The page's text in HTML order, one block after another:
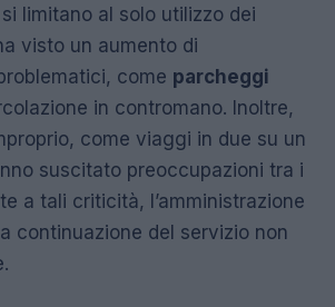
limitano al solo utilizzo dei
visto un aumento di
come parcheggi
in contromano. Inoltre,
come viaggi in due su un
suscitato preoccupazioni tra i
a tali criticità, l’amministrazione
continuazione del servizio non